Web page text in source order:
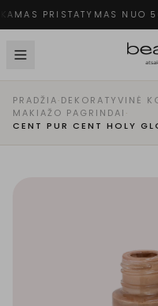
PRISTATYMAS NUO
PRADŽIA·DEKORATYVINĖ
MAKIAŽO PAGRINDAI ·